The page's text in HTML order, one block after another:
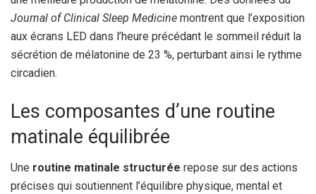
Journal of Clinical Sleep Medicine montrent que l’exposition
aux écrans LED dans l’heure précédant le sommeil réduit la
sécrétion de mélatonine de 23 %, perturbant ainsi le rythme
circadien.
Les composantes d’une routine
matinale équilibrée
Une routine matinale structurée repose sur des actions
précises qui soutiennent l’équilibre physique, mental et